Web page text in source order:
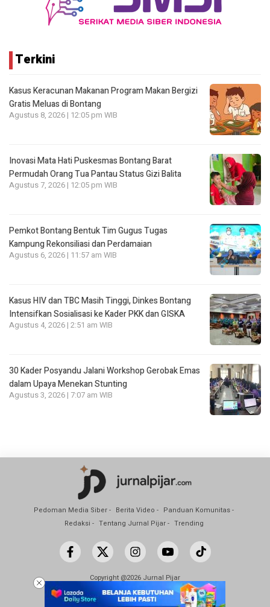
Terkini
Kasus Keracunan Makanan Program Makan Bergizi
Gratis Meluas di Bontang
Agustus 8, 2026 | 12:05 pm WIB
Inovasi Mata Hati Puskesmas Bontang Barat
Permudah Orang Tua Pantau Status Gizi Balita
Agustus 7, 2026 | 12:05 pm WIB
Pemkot Bontang Bentuk Tim Gugus Tugas
Kampung Rekonsiliasi dan Perdamaian
Agustus 6, 2026 | 11:57 am WIB
Kasus HIV dan TBC Masih Tinggi, Dinkes Bontang
Intensifkan Sosialisasi ke Kader PKK dan GISKA
Agustus 4, 2026 | 2:51 am WIB
30 Kader Posyandu Jalani Workshop Gerobak Emas
dalam Upaya Menekan Stunting
Agustus 3, 2026 | 7:07 am WIB
Pedoman Media Siber Berita Video
Panduan Komunitas
Redaksi
Tentang Jurnal Pijar Trending
Copyright @2026 Jurnal Pijar
All Rights Reserved